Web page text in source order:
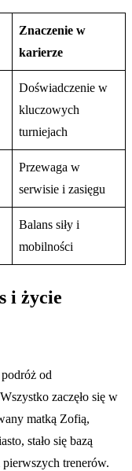
Znaczenie w
karierze
Doświadczenie w
kluczowych
turniejach
Przewaga w
serwisie i zasięgu
Balans siły i
mobilności
i życie
od
zaczęło się w
matką Zofią,
stało się bazą
trenerów.